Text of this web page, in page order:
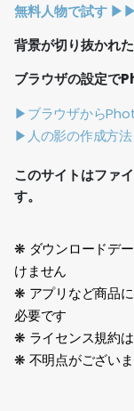
無料人物で試す ▶︎▶︎
背景が切り抜かれ
ブラウザの設定で
▶ブラウザから
▶人の影の作成方法
このサイトはファ
す。
❋ ダウンロードデ
けません
❋ アプリなど商品
必要です
❋ ライセンス規約は
❋ 不明点がござい